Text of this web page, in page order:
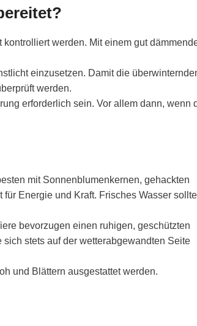
werden. Mit einem gut
einzusetzen. Damit die
werden.
erforderlich sein. Vor allem dann, wenn
mit Sonnenblumenkernen, gehackten
Energie und Kraft. Frisches Wasser sollte
bevorzugen einen ruhigen, geschützten
stets auf der wetterabgewandten Seite
und Blättern ausgestattet werden.